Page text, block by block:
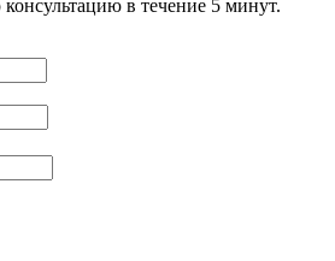
в течение 5 минут.